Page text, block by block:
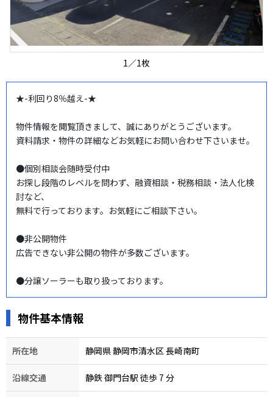
1／1枚
★-利回り8％越え-★
物件情報を閲覧頂きまして、誠にありがとうございます。
資料請求・物件の詳細などお気軽にお問い合わせ下さいませ。
●個別相談会随時受付中
お探し段階のレベルを問わず、融資相談・税務相談・法人化検
討など、
無料で行っております。お気軽にご相談下さい。
●非公開物件
広告できない非公開の物件が多数ございます。
●分譲ソーラーも取り扱っております。
物件基本情報
所在地 静岡県 静岡市清水区 長崎南町
沿線交通 静鉄 御門台駅 徒歩 7 分